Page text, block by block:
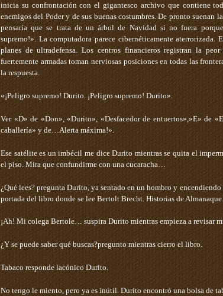
inicia su confrontación con el gigantesco archivo que contiene
enemigos del Poder y de sus buenas costumbres. De pronto suenan
pensaría que se trata de un árbol de Navidad si no fuera
supremo!». La computadora parece cibernéticamente aterrorizada.
planes de ultradefensa. Los centros financieros registran la
fuertemente armadas toman nerviosas posiciones en todas las
la respuesta.
«¡Peligro supremo! Durito. ¡Peligro supremo! Durito».
Ver «D» de «Don», «Durito», «Desfacedor de entuertos»,»E» de
caballería» y de…Alerta máxima!».
Ese satélite es un imbécil ­me dice Durito mientras se quita el
el piso­. Mira que confundirme con una cucaracha…
¿Qué lees? ­pregunta Durito, ya sentado en un hombro y
portada del libro donde se lee Bertolt Brecht. Historias de
¡Ah! Mi colega Bertole… ­suspira Durito mientras empieza a revisar
¿Y se puede saber qué buscas?­pregunto mientras cierro el libro.
Tabaco ­responde lacónico Durito.
No tengo ­le miento, pero ya es inútil. Durito encontró una bolsa de